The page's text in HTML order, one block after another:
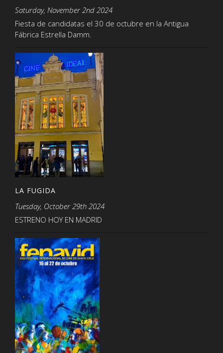
Saturday, November 2nd 2024
Fiesta de candidatas el 30 de octubre en la Antigua
Fábrica Estrella Damm.
LA FUGIDA
Tuesday, October 29th 2024
ESTRENO HOY EN MADRID